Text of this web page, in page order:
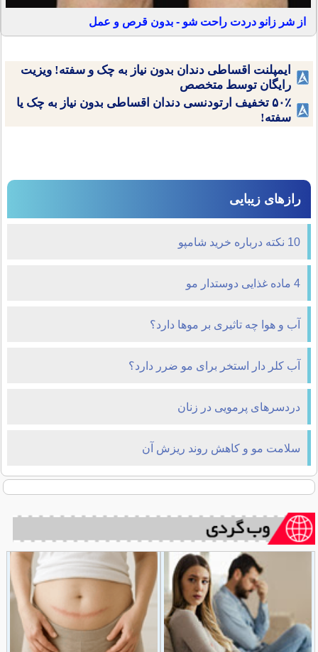
از شر زانو دردت راحت شو - بدون قرص و عمل
ایمپلنت اقساطی دندان بدون نیاز به چک و سفته! ویزیت
رایگان توسط متخصص
۵۰٪ تخفیف ارتودنسی دندان اقساطی بدون نیاز به چک یا
سفته!
رازهای زیبایی
10 نکته درباره خرید شامپو
4 ماده غذایی دوستدار مو
آب و هوا چه تاثیری بر موها دارد؟
آب کلر دار استخر برای مو ضرر دارد؟
دردسرهای پرمویی در زنان
سلامت مو و کاهش روند ریزش آن